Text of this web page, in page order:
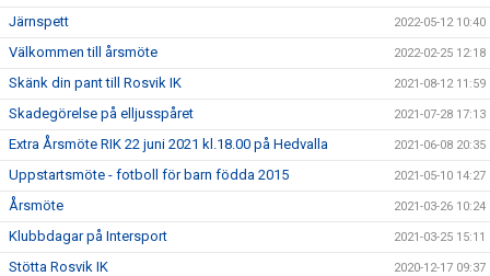
Järnspett 2022-05-12 10:40
Välkommen till årsmöte 2022-02-25 12:18
Skänk din pant till Rosvik IK 2021-08-12 11:59
Skadegörelse på elljusspåret 2021-07-28 17:13
Extra Årsmöte RIK 22 juni 2021 kl.18.00 på Hedvalla 2021-06-08 20:35
Uppstartsmöte - fotboll för barn födda 2015 2021-05-10 14:27
Årsmöte 2021-03-26 10:24
Klubbdagar på Intersport 2021-03-25 15:11
Stötta Rosvik IK 2020-12-17 09:37